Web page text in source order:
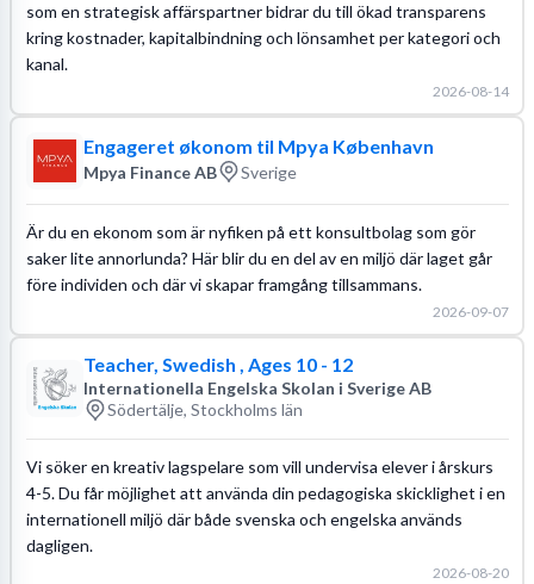
som en strategisk affärspartner bidrar du till ökad transparens
kring kostnader, kapitalbindning och lönsamhet per kategori och
kanal.
2026-08-14
Engageret økonom til Mpya København
Mpya Finance AB Sverige
Är du en ekonom som är nyfiken på ett konsultbolag som gör
saker lite annorlunda? Här blir du en del av en miljö där laget går
före individen och där vi skapar framgång tillsammans.
2026-09-07
Teacher, Swedish , Ages 10 - 12
Internationella Engelska Skolan i Sverige AB
Södertälje, Stockholms län
Vi söker en kreativ lagspelare som vill undervisa elever i årskurs
4-5. Du får möjlighet att använda din pedagogiska skicklighet i en
internationell miljö där både svenska och engelska används
dagligen.
2026-08-20